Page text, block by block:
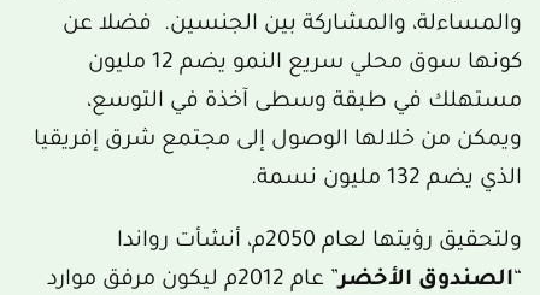
والمساءلة، والمشاركة بين الجنسين. فضلا عن
كونها سوق محلي سريع النمو يضم 12 مليون
مستهلك في طبقة وسطى آخذة في التوسع،
ويمكن من خلالها الوصول إلى مجتمع شرق إفريقيا
الذي يضم 132 مليون نسمة.
ولتحقيق رؤيتها لعام 2050م، أنشأت رواندا
“الصندوق الأخضر
” عام 2012م ليكون مرفق موارد